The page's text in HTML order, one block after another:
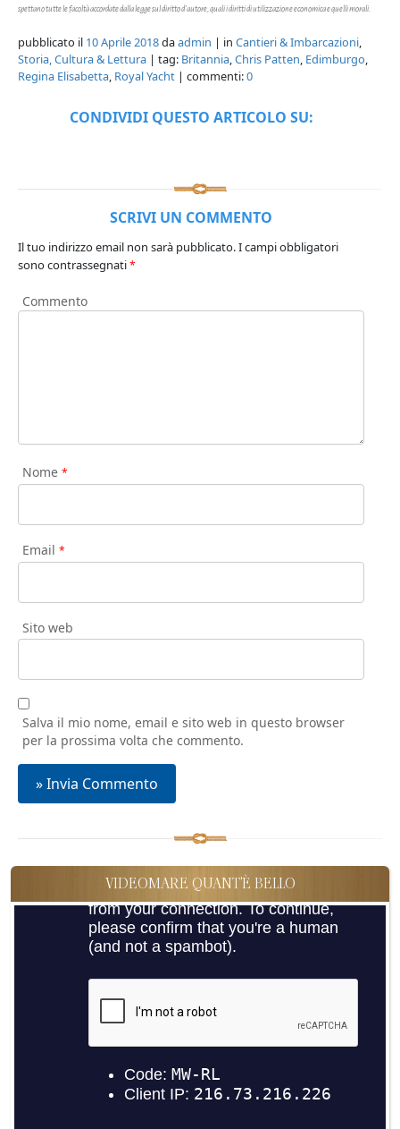
spettano tutte le facoltà accordate dalla legge sul diritto d'autore, quali i diritti di utilizzazione economica e quelli morali.
pubblicato il 10 Aprile 2018daadmin | in Cantieri & Imbarcazioni,
Storia, Cultura & Lettura | tag: Britannia,Chris Patten, Edimburgo,
Regina Elisabetta, Royal Yacht | commenti:0
CONDIVIDI QUESTO ARTICOLO SU:
SCRIVI UN COMMENTO
Il tuo indirizzo email non sarà pubblicato.I campi obbligatori
sono contrassegnati*
Commento
Nome *
Email *
Sito web
Salva il mio nome, email e sito web in questo browser
per la prossima volta che commento.
VIDEOMARE QUANT'È BELLO